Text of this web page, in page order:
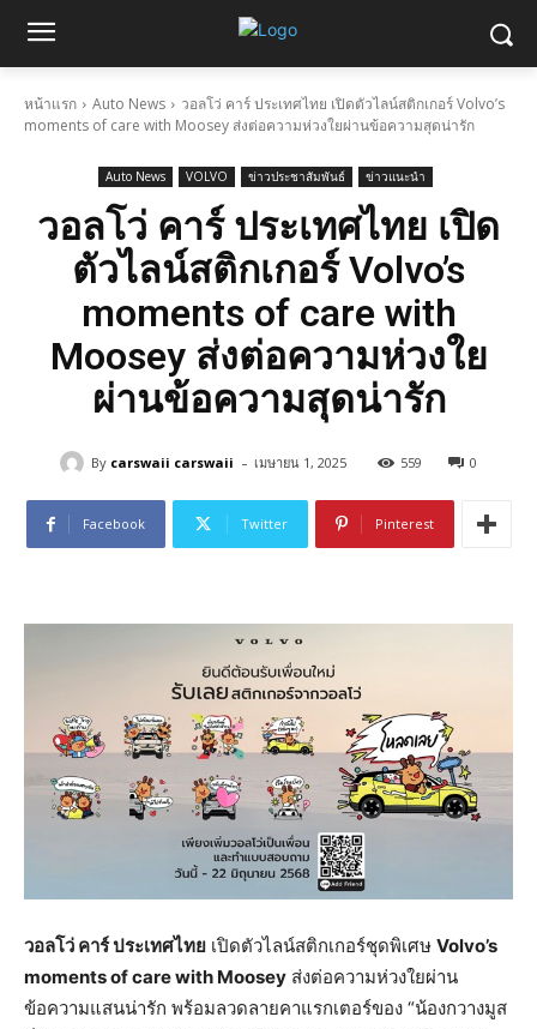
หน้าแรก Auto News
วอลโว่ คาร์ ประเทศไทย เปิดตัวไลน์สติกเกอร์ Volvo’s
moments of care with Moosey ส่งต่อความห่วงใยผ่านข้อความสุดน่ารัก
Auto News VOLVO ข่าวประชาสัมพันธ์ ข่าวแนะนำ
วอลโว่ คาร์ ประเทศไทย เปิด
ตัวไลน์สติกเกอร์ Volvo’s
moments of care with
Moosey ส่งต่อความห่วงใย
ผ่านข้อความสุดน่ารัก
By carswaii carswaii - เมษายน 1, 2025 559 0
Facebook Twitter Pinterest
วอลโว่ คาร์ ประเทศไทย เปิดตัวไลน์สติกเกอร์ชุดพิเศษ Volvo’s
moments of care with Moosey ส่งต่อความห่วงใยผ่าน
ข้อความแสนน่ารัก พร้อมลวดลายคาแรกเตอร์ของ “น้องกวางมูส